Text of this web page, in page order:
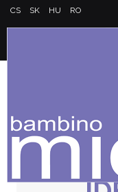
CS SK HU RO